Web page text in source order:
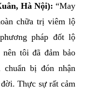
Hà Nội):“May
chữa trị viêm lộ
pháp đốt lộ
tôi đã đảm bảo
bị đón nhận
Thực sự rất cảm